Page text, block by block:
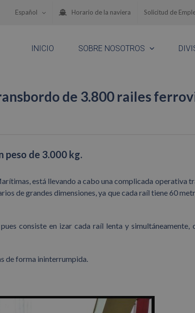
Español Horario de la naviera Solicitud de
INICIO SOBRE NOSOTROS
de 3.800 railes
peso de 3.000 kg.
está llevando a cabo una complicada operativa
de grandes dimensiones, ya que cada raíl tiene 60
consiste en izar cada raíl lenta y simultáneamente,
de forma ininterrumpida.